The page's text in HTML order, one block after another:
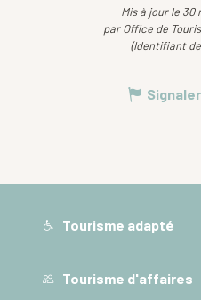
Mis à jour le 30
par Office de
(Identifiant
Tourisme adapté
Tourisme d'affaires